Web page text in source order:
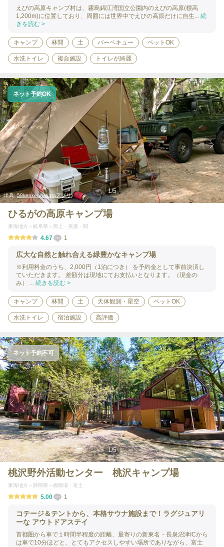
えびの高原キャンプ村は、霧島錦江湾国立公園内のえびの高原(標高
1,200m)に位置しており、周囲には世界中でえびの高原だけに自生... 続
きを読む >
キャンプ 林間 土 バーベキュー ペットOK
水洗トイレ 複合施設 トイレが綺麗
出典:58kenken(hinataアプリ)
1/5
ネット予約OK
ひるがの高原キャンプ場
東海地方 岐阜県 郡上・美濃・関
4.67 1
広大な自然と触れ合える緑豊かなキャンプ場
※利用料金のうち、2,000円（1泊につき） を予約金として事前決済し
ていただきます。 差額分は現地にてお支払いとなります。（現金の
み） ... 続きを読む >
キャンプ 林間 土 天体観測・星空 ペットOK
水洗トイレ 宿泊施設 高評価
1/5
ネット予約不可
桃沢野外活動センター 桃沢キャンプ場
東海地方 静岡県 御殿場・富士
5.00 1
コテージ＆テントから、本格サウナ施設まで！ラグジュアリ
ーな アウトドアステイ
首都圏から車で１時間半程度の距離、最寄りの新東名・長泉沼津ICから
は車で10分ほどと、とてもアクセスしやすい場所でありながら、富士